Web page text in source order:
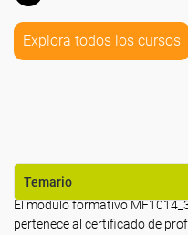
Explora todos los cursos
Temario
El módulo formativo
pertenece al certificado de